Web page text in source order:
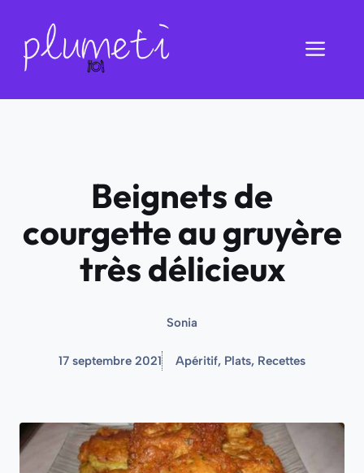
contenu
Beignets de
courgette au gruyère
très délicieux
Sonia
17 septembre 2021 Apéritif, Plats, Recettes